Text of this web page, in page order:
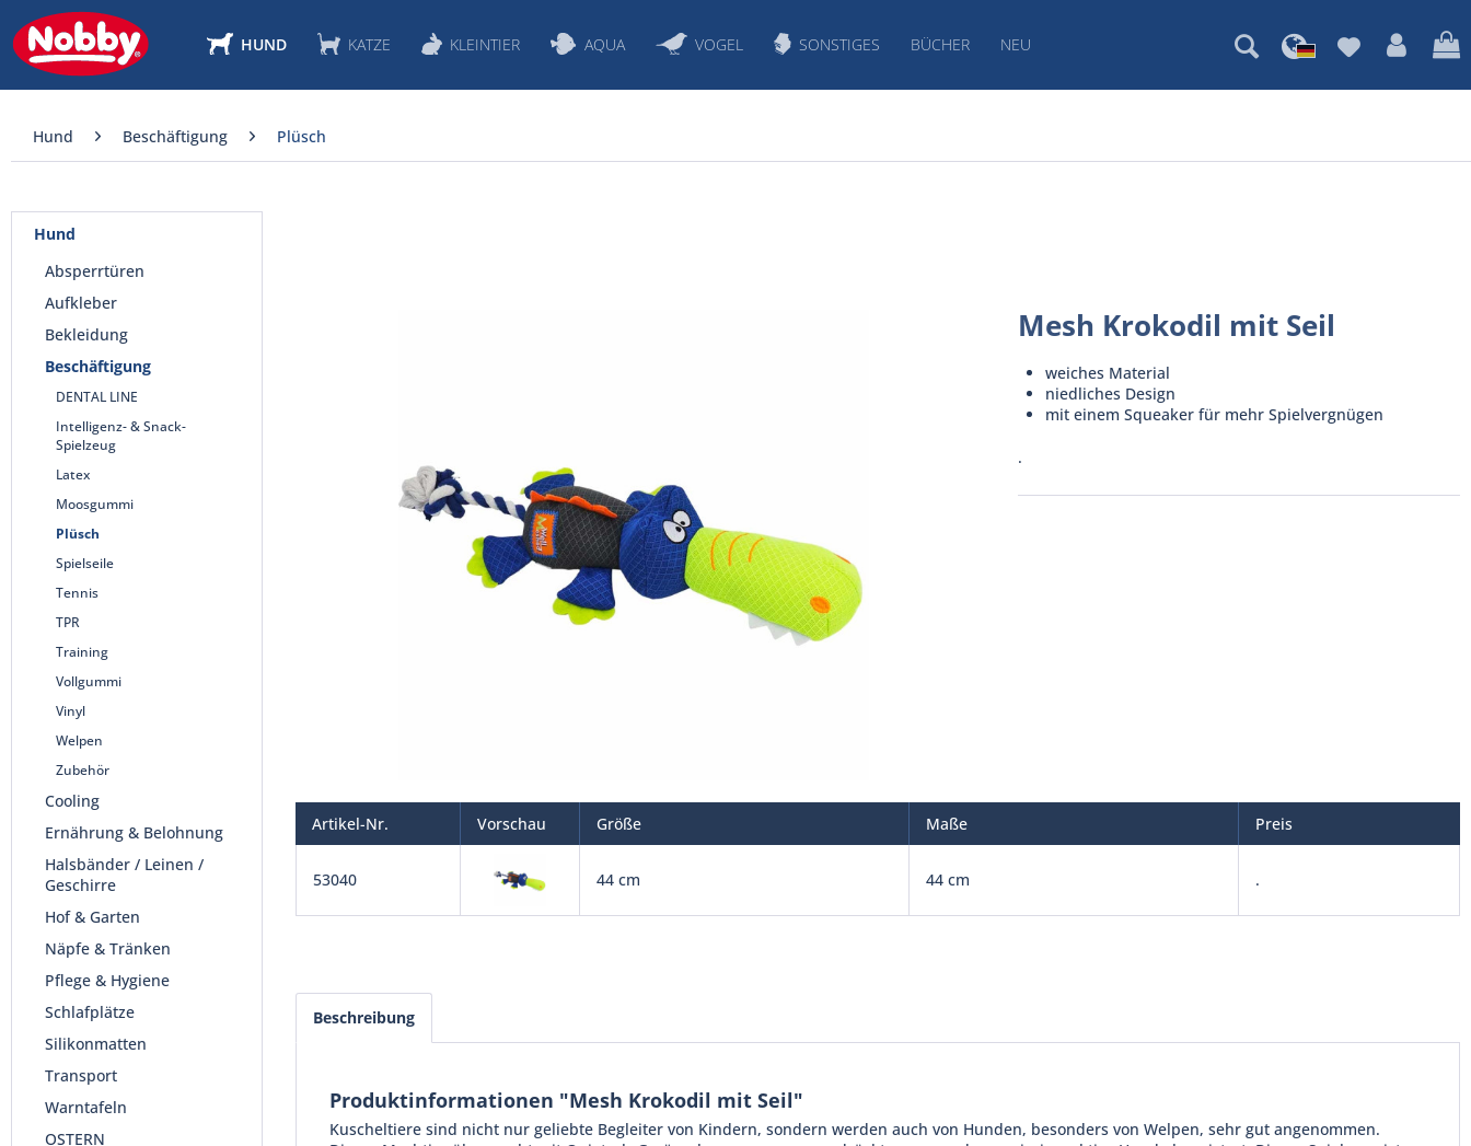
HUND KATZE KLEINTIER AQUA VOGEL SONSTIGES BÜCHER NEU
Hund Beschäftigung Plüsch
Hund
Absperrtüren
Aufkleber
Bekleidung
Beschäftigung
DENTAL LINE
Intelligenz- & Snack-
Spielzeug
Latex
Moosgummi
Plüsch
Spielseile
Tennis
TPR
Training
Vollgummi
Vinyl
Welpen
Zubehör
Cooling
Ernährung & Belohnung
Halsbänder / Leinen /
Geschirre
Hof & Garten
Näpfe & Tränken
Pflege & Hygiene
Schlafplätze
Silikonmatten
Transport
Warntafeln
OSTERN
Mesh Krokodil mit Seil
weiches Material
niedliches Design
mit einem Squeaker für mehr Spielvergnügen
.
Artikel-Nr. Vorschau Größe Maße Preis
53040 44 cm 44 cm .
Beschreibung
Produktinformationen "Mesh Krokodil mit Seil"
Kuscheltiere sind nicht nur geliebte Begleiter von Kindern, sondern werden auch von Hunden, besonders von Welpen, sehr gut angenommen.